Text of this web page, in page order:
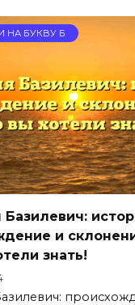
НА БУКВУ Б
и
знать!